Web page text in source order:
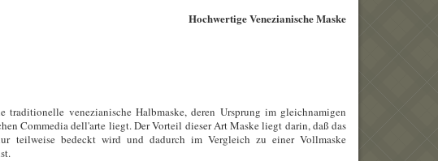
Hochwertige Venezianische Maske
traditionelle venezianische Halbmaske, deren Ursprung im gleichnamigen
Commedia dell'arte liegt. Der Vorteil dieser Art Maske liegt darin, daß das
teilweise bedeckt wird und dadurch im Vergleich zu einer Vollmaske